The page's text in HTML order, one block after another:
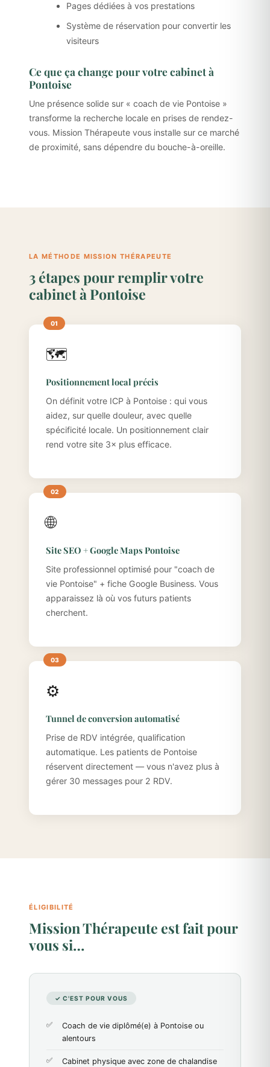
Pages dédiées à vos prestations
Système de réservation pour convertir les
visiteurs
Ce que ça change pour votre cabinet à
Pontoise
Une présence solide sur « coach de vie Pontoise »
transforme la recherche locale en prises de rendez-
vous. Mission Thérapeute vous installe sur ce marché
de proximité, sans dépendre du bouche-à-oreille.
LA MÉTHODE MISSION THÉRAPEUTE
3 étapes pour remplir votre
cabinet à Pontoise
🗺️
Positionnement local précis
On définit votre ICP à Pontoise : qui vous
aidez, sur quelle douleur, avec quelle
spécificité locale. Un positionnement clair
rend votre site 3× plus efficace.
🌐
Site SEO + Google Maps Pontoise
Site professionnel optimisé pour "coach de
vie Pontoise" + fiche Google Business. Vous
apparaissez là où vos futurs patients
cherchent.
⚙️
Tunnel de conversion automatisé
Prise de RDV intégrée, qualification
automatique. Les patients de Pontoise
réservent directement — vous n'avez plus à
gérer 30 messages pour 2 RDV.
ÉLIGIBILITÉ
Mission Thérapeute est fait pour
vous si…
✓ C'EST POUR VOUS
Coach de vie diplômé(e) à Pontoise ou
alentours
Cabinet physique avec zone de chalandise